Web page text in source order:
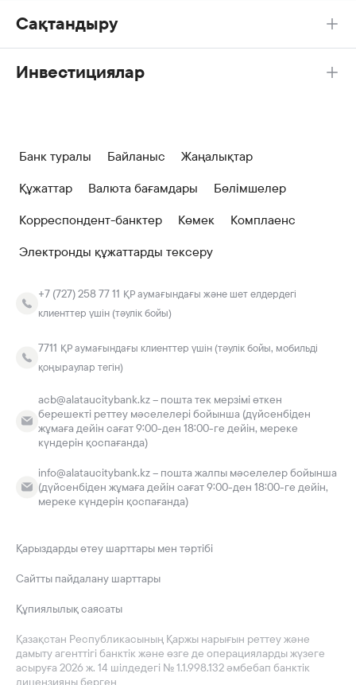
Сақтандыру
Инвестициялар
Банк туралы Байланыс
Жаңалықтар
Құжаттар
Валюта бағамдары
Бөлімшелер
Корреспондент-банктер
Көмек
Комплаенс
Электронды құжаттарды тексеру
+7 (727) 258 77 11 ҚР аумағындағы және шет елдердегі
клиенттер үшін (тәулік бойы)
7711 ҚР аумағындағы клиенттер үшін (тәулік бойы, мобильді
қоңыраулар тегін)
acb@alataucitybank.kz – пошта тек мерзімі өткен
берешекті реттеу мәселелері бойынша (дүйсенбіден
жұмаға дейін сағат 9:00-ден 18:00-ге дейін, мереке
күндерін қоспағанда)
info@alataucitybank.kz – пошта жалпы мәселелер бойынша
(дүйсенбіден жұмаға дейін сағат 9:00-ден 18:00-ге дейін,
мереке күндерін қоспағанда)
Қазақстан Республикасының Қаржы нарығын реттеу және
дамыту агенттігі банктік және өзге де операцияларды жүзеге
асыруға 2026 ж. 14 шілдедегі № 1.1.998.132 әмбебап банктік
лицензияны берген
Қарыздарды өтеу шарттары мен тәртібі
Сайтты пайдалану шарттары
Құпиялылық саясаты